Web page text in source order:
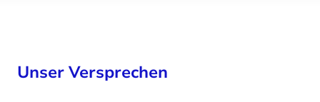
Unser Versprechen